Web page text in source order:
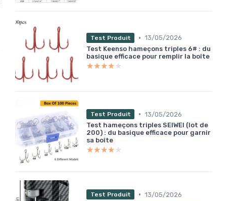
Test Produit • 13/05/2026
Test Keenso hameçons triples 6# : du
basique efficace pour remplir la boîte
★★★★★
★★★★★
Test Produit • 13/05/2026
Test hameçons triples SEIWEI (lot de
200) : du basique efficace pour garnir
sa boîte
★★★★★
★★★★★
Test Produit • 13/05/2026